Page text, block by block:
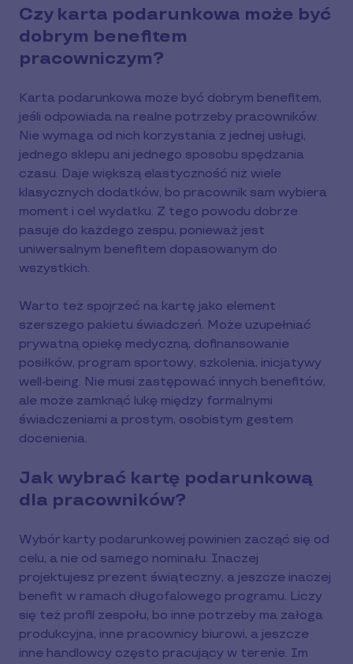
Czy karta podarunkowa może być
dobrym benefitem
pracowniczym?
Karta podarunkowa może być dobrym benefitem,
jeśli odpowiada na realne potrzeby pracowników.
Nie wymaga od nich korzystania z jednej usługi,
jednego sklepu ani jednego sposobu spędzania
czasu. Daje większą elastyczność niż wiele
klasycznych dodatków, bo pracownik sam wybiera
moment i cel wydatku. Z tego powodu dobrze
pasuje do każdego zespu, ponieważ jest
uniwersalnym benefitem dopasowanym do
wszystkich.
Warto też spojrzeć na kartę jako element
szerszego pakietu świadczeń. Może uzupełniać
prywatną opiekę medyczną, dofinansowanie
posiłków, program sportowy, szkolenia, inicjatywy
well-being. Nie musi zastępować innych benefitów,
ale może zamknąć lukę między formalnymi
świadczeniami a prostym, osobistym gestem
docenienia.
Jak wybrać kartę podarunkową
dla pracowników?
Wybór karty podarunkowej powinien zacząć się od
celu, a nie od samego nominału. Inaczej
projektujesz prezent świąteczny, a jeszcze inaczej
benefit w ramach długofalowego programu. Liczy
się też profil zespołu, bo inne potrzeby ma załoga
produkcyjna, inne pracownicy biurowi, a jeszcze
inne handlowcy często pracujący w terenie. Im